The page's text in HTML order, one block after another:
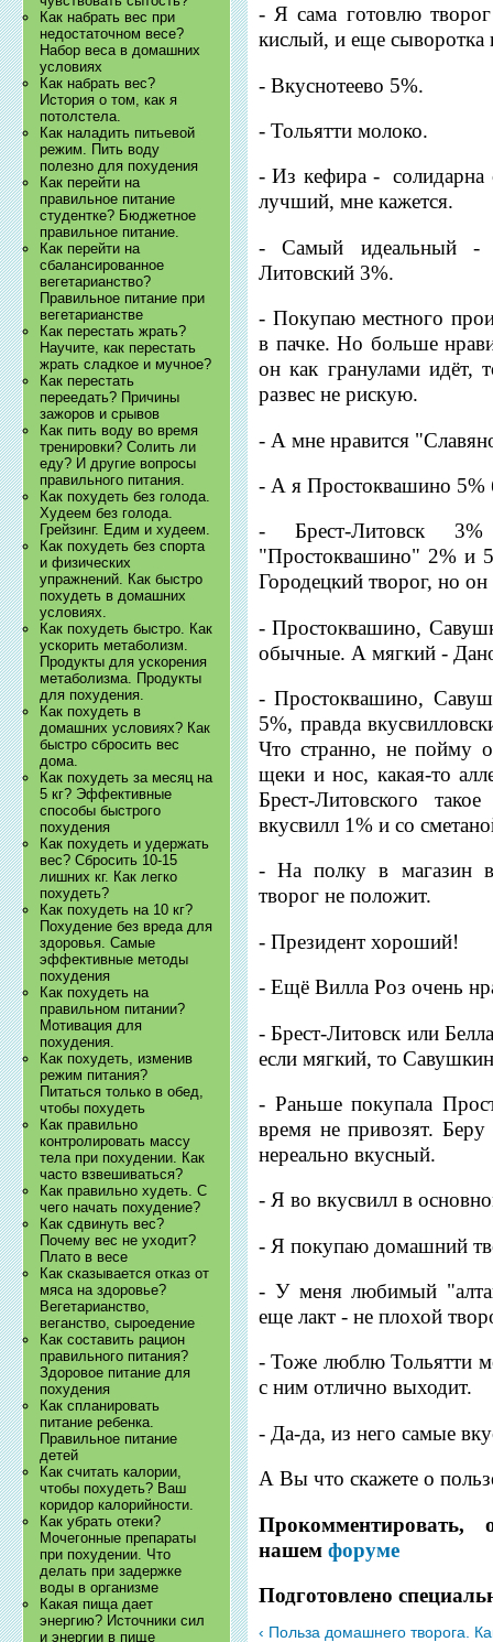
Как набрать вес при
недостаточном весе?
Набор веса в домашних
условиях
Как набрать вес?
История о том, как я
потолстела.
Как наладить питьевой
режим. Пить воду
полезно для похудения
Как перейти на
правильное питание
студентке? Бюджетное
правильное питание.
Как перейти на
сбалансированное
вегетарианство?
Правильное питание при
вегетарианстве
Как перестать жрать?
Научите, как перестать
жрать сладкое и мучное?
Как перестать
переедать? Причины
зажоров и срывов
Как пить воду во время
тренировки? Солить ли
еду? И другие вопросы
правильного питания.
Как похудеть без голода.
Худеем без голода.
Грейзинг. Едим и худеем.
Как похудеть без спорта
и физических
упражнений. Как быстро
похудеть в домашних
условиях.
Как похудеть быстро. Как
ускорить метаболизм.
Продукты для ускорения
метаболизма. Продукты
для похудения.
Как похудеть в
домашних условиях? Как
быстро сбросить вес
дома.
Как похудеть за месяц на
5 кг? Эффективные
способы быстрого
похудения
Как похудеть и удержать
вес? Сбросить 10-15
лишних кг. Как легко
похудеть?
Как похудеть на 10 кг?
Похудение без вреда для
здоровья. Самые
эффективные методы
похудения
Как похудеть на
правильном питании?
Мотивация для
похудения.
Как похудеть, изменив
режим питания?
Питаться только в обед,
чтобы похудеть
Как правильно
контролировать массу
тела при похудении. Как
часто взвешиваться?
Как правильно худеть. С
чего начать похудение?
Как сдвинуть вес?
Почему вес не уходит?
Плато в весе
Как сказывается отказ от
мяса на здоровье?
Вегетарианство,
веганство, сыроедение
Как составить рацион
правильного питания?
Здоровое питание для
похудения
Как спланировать
питание ребенка.
Правильное питание
детей
Как считать калории,
чтобы похудеть? Ваш
коридор калорийности.
Как убрать отеки?
Мочегонные препараты
при похудении. Что
делать при задержке
воды в организме
Какая пища дает
энергию? Источники сил
и энергии в пище
- Я сама готовлю
кислый, и еще сыворотка
- Вкуснотеево 5%.
- Тольятти молоко.
- Из кефира -
лучший, мне кажется.
- Самый идеальный -
Литовский 3%.
- Покупаю местного
в пачке. Но больше
он как гранулами идёт,
развес не рискую.
- А мне нравится
- А я Простоквашино 5%
- Брест-Литовск
"Простоквашино" 2% и
Городецкий творог, но
- Простоквашино,
обычные. А мягкий -
- Простоквашино,
5%, правда
Что странно, не пойму
щеки и нос, какая-то
Брест-Литовского
вкусвилл 1% и со
- На полку в магазин
творог не положит.
- Президент хороший!
- Ещё Вилла Роз очень
- Брест-Литовск или
если мягкий, то
- Раньше покупала
время не привозят.
нереально вкусный.
- Я во вкусвилл в
- Я покупаю домашний
- У меня любимый
еще лакт - не плохой
- Тоже люблю Тольятти
с ним отлично выходит.
- Да-да, из него самые
А Вы что скажете о
нашем форуме
Подготовлено
‹ Польза домашнего творога.